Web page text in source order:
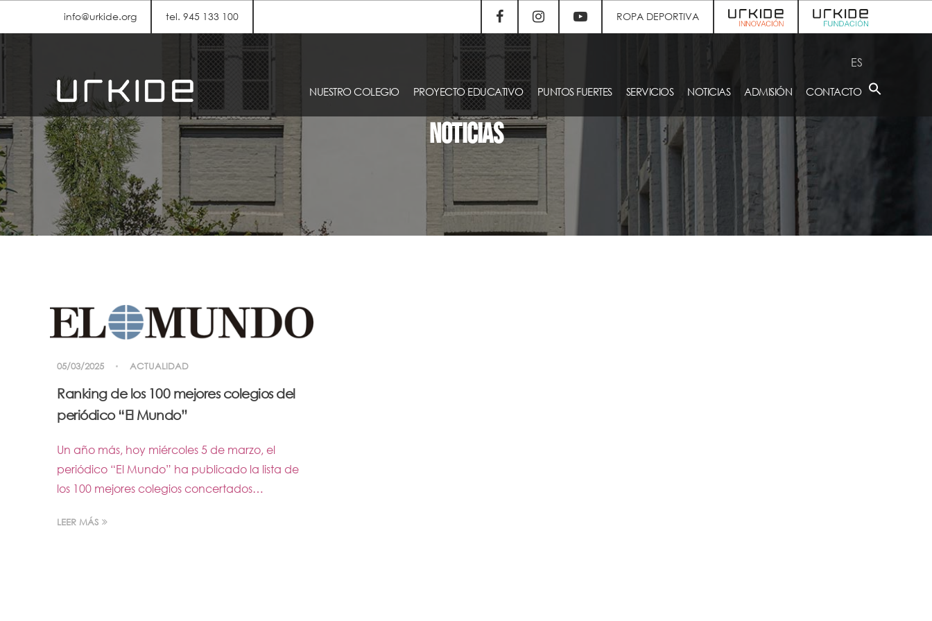
info@urkide.org tel. 945 133 100 ROPA DEPORTIVA
ES
NUESTRO COLEGIO PROYECTO EDUCATIVO PUNTOS FUERTES SERVICIOS NOTICIAS ADMISIÓN CONTACTO
NOTICIAS
05/03/2025 ACTUALIDAD
Ranking de los 100 mejores colegios del
periódico “El Mundo”
Un año más, hoy miércoles 5 de marzo, el
periódico “El Mundo” ha publicado la lista de
los 100 mejores colegios concertados…
LEER MÁS